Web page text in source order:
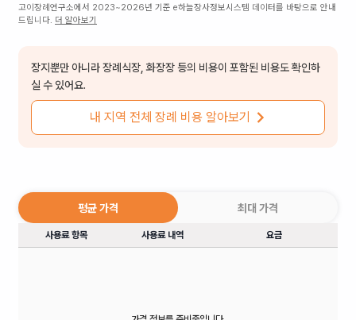
고이장례연구소에서 2023~2026년 기준 e하늘장사정보시스템 데이터를 바탕으로 안내
드립니다. 더 알아보기
장지뿐만 아니라 장례식장, 화장장 등의 비용이 포함된 비용도 확인하
실 수 있어요.
내 지역 전체 장례 비용 알아보기
평균 가격 최대 가격
사용료 항목 사용료 내역 요금